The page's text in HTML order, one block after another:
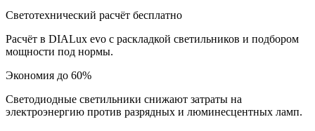
Светотехнический расчёт бесплатно
Расчёт в DIALux evo с раскладкой светильников и подбором
мощности под нормы.
Экономия до 60%
Светодиодные светильники снижают затраты на
электроэнергию против разрядных и люминесцентных ламп.